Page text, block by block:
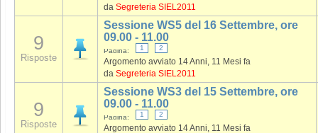
da Segreteria SIEL2011
9
Risposte
Sessione WS5 del 16 Settembre, ore
09.00 - 11.00
Pagina: 1 2
Argomento avviato 14 Anni, 11 Mesi fa
da Segreteria SIEL2011
9
Risposte
Sessione WS3 del 15 Settembre, ore
09.00 - 11.00
Pagina: 1 2
Argomento avviato 14 Anni, 11 Mesi fa